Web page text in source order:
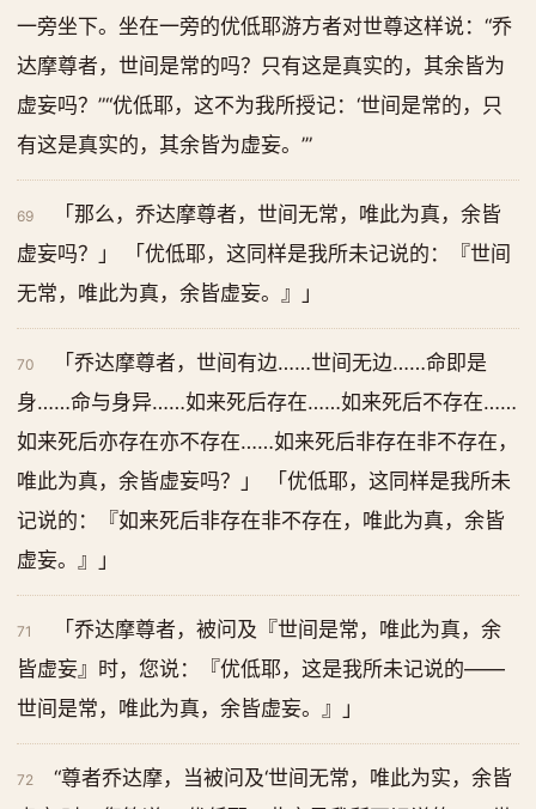
一旁坐下。坐在一旁的优低耶游方者对世尊这样说：“乔
达摩尊者，世间是常的吗？只有这是真实的，其余皆为
虚妄吗？”“优低耶，这不为我所授记：‘世间是常的，只
有这是真实的，其余皆为虚妄。’”
69
「那么，乔达摩尊者，世间无常，唯此为真，余皆
虚妄吗？」 「优低耶，这同样是我所未记说的：『世间
无常，唯此为真，余皆虚妄。』」
70
「乔达摩尊者，世间有边……世间无边……命即是
身……命与身异……如来死后存在……如来死后不存在……
如来死后亦存在亦不存在……如来死后非存在非不存在，
唯此为真，余皆虚妄吗？」 「优低耶，这同样是我所未
记说的：『如来死后非存在非不存在，唯此为真，余皆
虚妄。』」
71
「乔达摩尊者，被问及『世间是常，唯此为真，余
皆虚妄』时，您说：『优低耶，这是我所未记说的——
世间是常，唯此为真，余皆虚妄。』」
72
“尊者乔达摩，当被问及‘世间无常，唯此为实，余皆